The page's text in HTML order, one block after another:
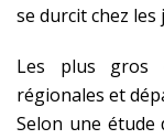
se durcit chez les
Les plus gros
régionales et
Selon une étude